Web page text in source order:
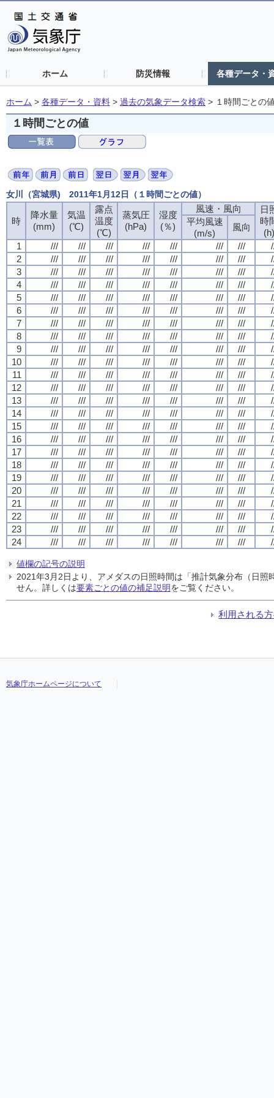
ホーム 防災情報 各種データ・
ホーム > 各種データ・資料 > 過去の気象データ検索 > １時間ごとの
１時間ごとの値
女川（宮城県) 2011年1月12日（１時間ごとの値）
時
降水量
(mm)
気温
(℃)
露点
温度
(℃)
蒸気圧
(hPa)
湿度
(％)
風速・風向
日
時
(h)
平均風速
(m/s)
風向
1
/// /// /// /// /// /// ///
2
/// /// /// /// /// /// ///
3
/// /// /// /// /// /// ///
4
/// /// /// /// /// /// ///
5
/// /// /// /// /// /// ///
6
/// /// /// /// /// /// ///
7
/// /// /// /// /// /// ///
8
/// /// /// /// /// /// ///
9
/// /// /// /// /// /// ///
10
/// /// /// /// /// /// ///
11
/// /// /// /// /// /// ///
12
/// /// /// /// /// /// ///
13
/// /// /// /// /// /// ///
14
/// /// /// /// /// /// ///
15
/// /// /// /// /// /// ///
16
/// /// /// /// /// /// ///
17
/// /// /// /// /// /// ///
18
/// /// /// /// /// /// ///
19
/// /// /// /// /// /// ///
20
/// /// /// /// /// /// ///
21
/// /// /// /// /// /// ///
22
/// /// /// /// /// /// ///
23
/// /// /// /// /// /// ///
24
/// /// /// /// /// /// ///
値欄の記号の説明
2021年3月2日より、アメダスの日照時間は「推計気象分布（日
せん。詳しくは要素ごとの値の補足説明をご覧ください。
利用される
気象庁ホームページについて